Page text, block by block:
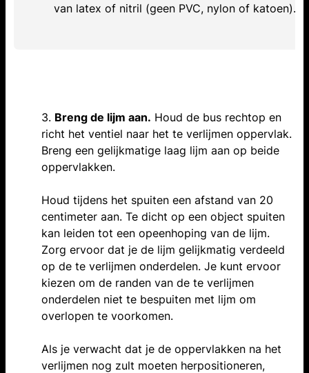
van latex of nitril (geen PVC, nylon of katoen).
3. Breng de lijm aan. Houd de bus rechtop en
richt het ventiel naar het te verlijmen oppervlak.
Breng een gelijkmatige laag lijm aan op beide
oppervlakken.
Houd tijdens het spuiten een afstand van 20
centimeter aan. Te dicht op een object spuiten
kan leiden tot een opeenhoping van de lijm.
Zorg ervoor dat je de lijm gelijkmatig verdeeld
op de te verlijmen onderdelen. Je kunt ervoor
kiezen om de randen van de te verlijmen
onderdelen niet te bespuiten met lijm om
overlopen te voorkomen.
Als je verwacht dat je de oppervlakken na het
verlijmen nog zult moeten herpositioneren,